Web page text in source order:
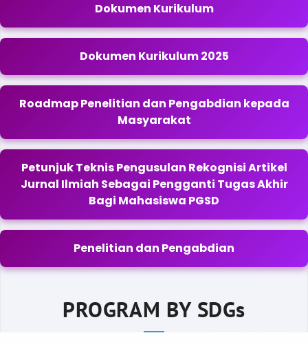
Dokumen Kurikulum
Dokumen Kurikulum 2025
Roadmap Penelitian dan Pengabdian kepada
Masyarakat
Petunjuk Teknis Pengusulan Rekognisi Artikel
Jurnal Ilmiah Sebagai Pengganti Tugas Akhir
Bagi Mahasiswa PGSD
Penelitian dan Pengabdian
PROGRAM BY SDGs